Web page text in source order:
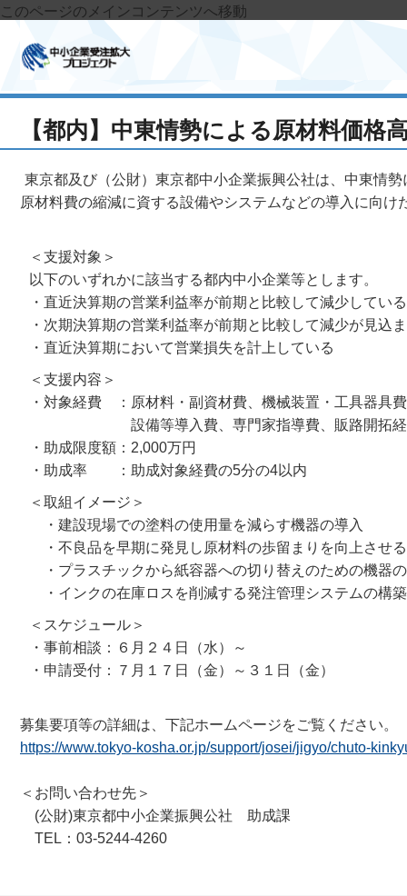
このページのメインコンテンツへ移動
【都内】中東情勢による原材料価格
東京都及び（公財）東京都中小企業振興公社は、中東情
原材料費の縮減に資する設備やシステムなどの導入に向け
＜支援対象＞
以下のいずれかに該当する都内中小企業等とします。
・直近決算期の営業利益率が前期と比較して減少している
・次期決算期の営業利益率が前期と比較して減少が見込
・直近決算期において営業損失を計上している
＜支援内容＞
・対象経費 ：原材料・副資材費、機械装置・工具器具
設備等導入費、専門家指導費、販路開拓経費
・助成限度額：2,000万円
・助成率 ：助成対象経費の5分の4以内
＜取組イメージ＞
・建設現場での塗料の使用量を減らす機器の導入
・不良品を早期に発見し原材料の歩留まりを向上させ
・プラスチックから紙容器への切り替えのための機器
・インクの在庫ロスを削減する発注管理システムの構築
＜スケジュール＞
・事前相談：６月２４日（水）～
・申請受付：７月１７日（金）～３１日（金）
募集要項等の詳細は、下記ホームページをご覧ください。
https://www.tokyo-kosha.or.jp/support/josei/jigyo/chuto-
＜お問い合わせ先＞
(公財)東京都中小企業振興公社 助成課
TEL：03-5244-4260